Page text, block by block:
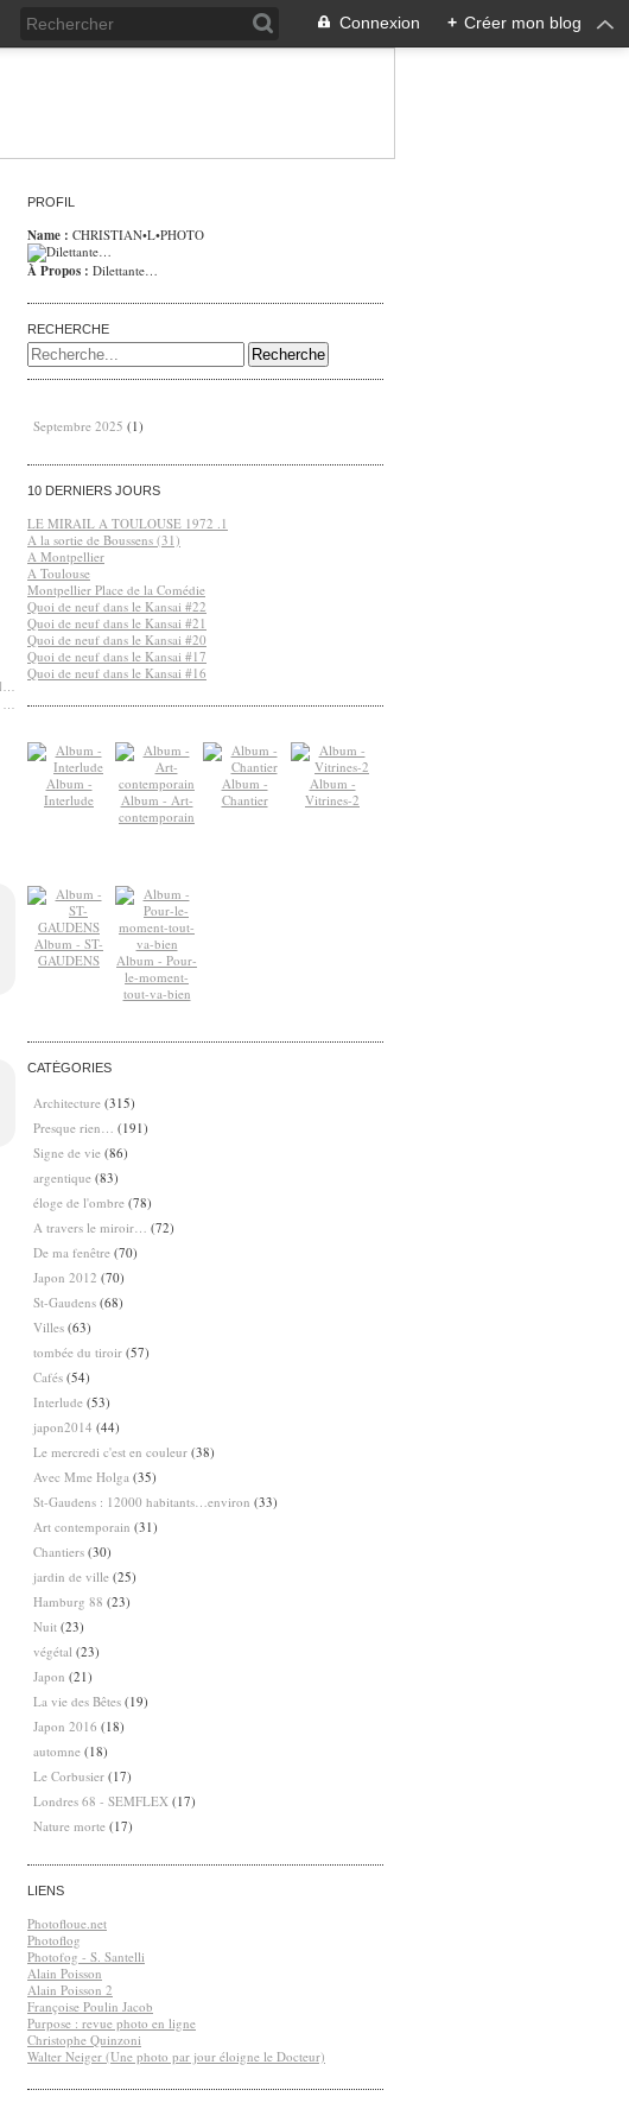
Connexion + Créer mon blog
PROFIL
Name : CHRISTIAN•L•PHOTO
À Propos : Dilettante…
RECHERCHE
Septembre 2025 (1)
10 DERNIERS JOURS
LE MIRAIL A TOULOUSE 1972 .1
A la sortie de Boussens (31)
A Montpellier
A Toulouse
Montpellier Place de la Comédie
Quoi de neuf dans le Kansai #22
Quoi de neuf dans le Kansai #21
Quoi de neuf dans le Kansai #20
Quoi de neuf dans le Kansai #17
Quoi de neuf dans le Kansai #16
Album -
Interlude
Album - Art-
contemporain
Album -
Chantier
Album -
Vitrines-2
Album - ST-
GAUDENS
Album - Pour-
le-moment-
tout-va-bien
CATÉGORIES
Architecture (315)
Presque rien…
(191)
Signe de vie (86)
argentique (83)
éloge de l'ombre (78)
A travers le miroir…
(72)
De ma fenêtre (70)
Japon 2012 (70)
St-Gaudens (68)
Villes (63)
tombée du tiroir (57)
Cafés (54)
Interlude (53)
japon2014 (44)
Le mercredi c'est en couleur (38)
Avec Mme Holga (35)
St-Gaudens : 12000 habitants…environ (33)
Art contemporain (31)
Chantiers (30)
jardin de ville (25)
Hamburg 88 (23)
Nuit (23)
végétal (23)
Japon (21)
La vie des Bêtes (19)
Japon 2016 (18)
automne (18)
Le Corbusier (17)
Londres 68 - SEMFLEX (17)
Nature morte (17)
LIENS
Photofloue.net
Photoflog
Photofog - S. Santelli
Alain Poisson
Alain Poisson 2
Françoise Poulin Jacob
Purpose : revue photo en ligne
Christophe Quinzoni
Walter Neiger (Une photo par jour éloigne le Docteur)